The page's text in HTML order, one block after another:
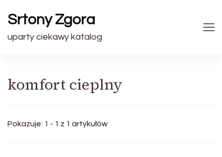
Srtony Zgora
uparty ciekawy katalog
komfort cieplny
Pokazuje: 1 - 1 z 1 artykułów